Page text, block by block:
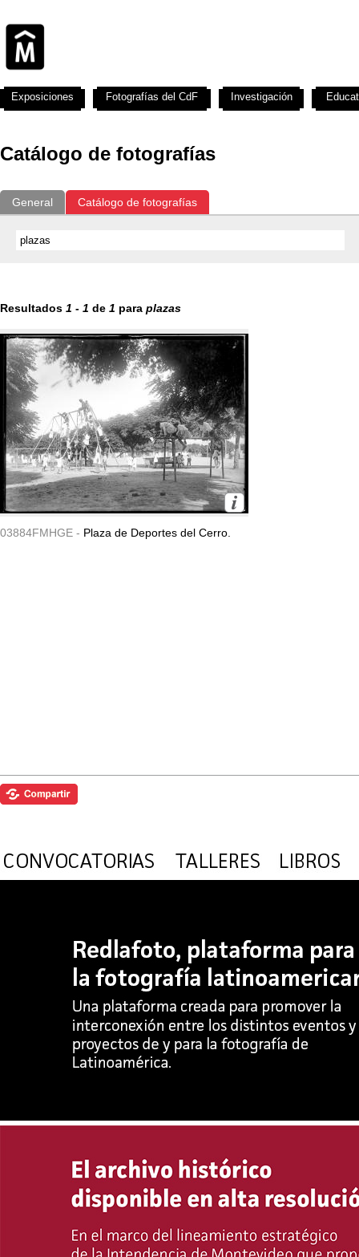
Catálogo de fotografías
General Catálogo de fotografías
Resultados 1 - 1 de 1 para plazas
03884FMHGE - Plaza de Deportes del Cerro.
Exposiciones Fotografías del CdF Investigación